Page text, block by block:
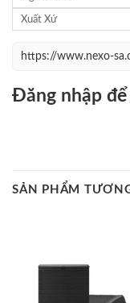
Xuất Xứ
https://www.nexo-
Đăng nhập để
SẢN PHẨM